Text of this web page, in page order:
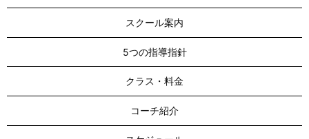
スクール案内
5つの指導指針
クラス・料金
コーチ紹介